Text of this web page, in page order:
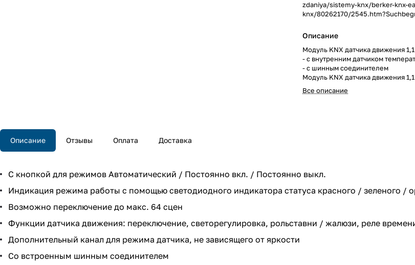
zdaniya/sistemy-knx/berker-knx-
knx/80262170/
Описание
Модуль KNX датчика движения
- с внутренним датчиком
- с шинным соединителем
Модуль KNX датчика движения
- с внутренним датчиком
- с шинным соединителем
Все описание
Описание Отзывы Оплата Доставка
С кнопкой для режимов Автоматический / Постоянно вкл. / Постоянно выкл.
Индикация режима работы с помощью светодиодного индикатора статуса красного / зеленого /
Возможно переключение до макс. 64 сцен
Функции датчика движения: переключение, светорегулировка, рольставни / жалюзи, реле
Дополнительный канал для режима датчика, не зависящего от яркости
Со встроенным шинным соединителем